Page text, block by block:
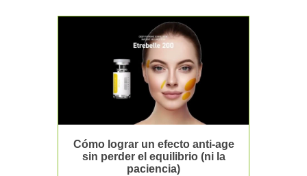
Cómo lograr un efecto anti-age
sin perder el equilibrio (ni la
paciencia)